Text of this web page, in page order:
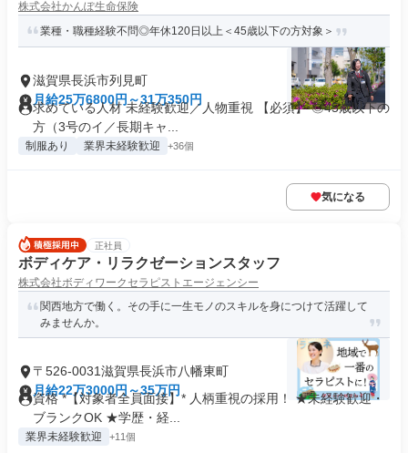
株式会社かんぽ生命保険
業種・職種経験不問◎年休120日以上＜45歳以下の方対象＞
滋賀県長浜市列見町
月給25万6800円～31万350円
求めている人材 未経験歓迎／人物重視 【必須】 ◎45歳以下の
方（3号のイ／長期キャ...
制服あり 業界未経験歓迎 +36個
気になる
正社員
ボディケア・リラクゼーションスタッフ
株式会社ボディワークセラピストエージェンシー
関西地方で働く。その手に一生モノのスキルを身につけて活躍して
みませんか。
〒526-0031滋賀県長浜市八幡東町
月給22万3000円～35万円
資格 *【対象者全員面接】* 人柄重視の採用！ ★未経験歓迎・
ブランクOK ★学歴・経...
業界未経験歓迎 +11個